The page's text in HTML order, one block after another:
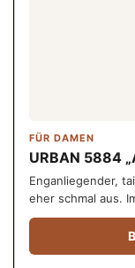
FÜR DAMEN
URBAN 5884
Enganliegender,
eher schmal aus.